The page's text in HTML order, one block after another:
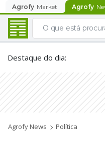
Agrofy Market Agrofy
Destaque do dia:
Agrofy News Política